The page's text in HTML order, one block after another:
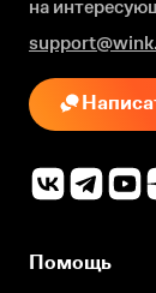
на
Помощь